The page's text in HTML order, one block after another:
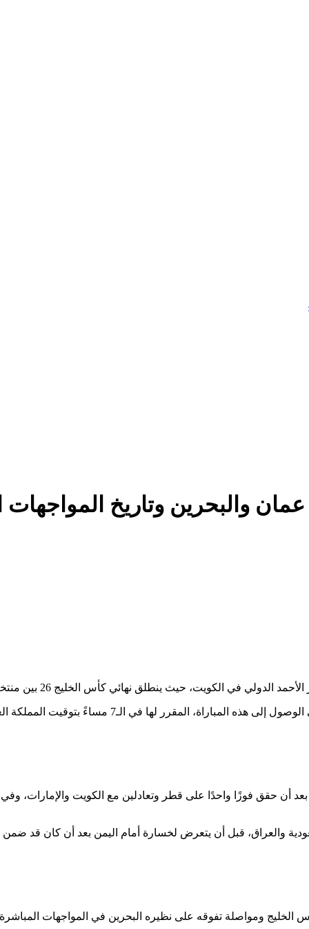
والبحرين وتاريخ المواجهات
الكويت، حيث ينطلق نهائي كأس الخليج 26 بين منتخبي عمان والبحرين.
لها في الـ7 مساءً بتوقيت المملكة العربية السعودية.
بعد أن حقق فوزًا واحدًا على قطر وتعادلين مع الكويت والإمارات،
والعراق، قبل أن يتعرض لخسارة أمام اليمن بعد أن كان قد
ومواصلة تفوقه على نظيره البحرين في المواجهات